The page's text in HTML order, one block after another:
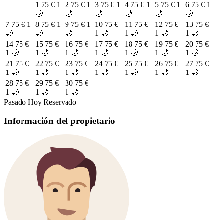
1 75 € 1
🌙
2 75 € 1
🌙
3 75 € 1
🌙
4 75 € 1
🌙
5 75 € 1
🌙
6 75 € 1
🌙
7 75 € 1
🌙
8 75 € 1
🌙
9 75 € 1
🌙
10 75 €
1 🌙
11 75 €
1 🌙
12 75 €
1 🌙
13 75 €
1 🌙
14 75 €
1 🌙
15 75 €
1 🌙
16 75 €
1 🌙
17 75 €
1 🌙
18 75 €
1 🌙
19 75 €
1 🌙
20 75 €
1 🌙
21 75 €
1 🌙
22 75 €
1 🌙
23 75 €
1 🌙
24 75 €
1 🌙
25 75 €
1 🌙
26 75 €
1 🌙
27 75 €
1 🌙
28 75 €
1 🌙
29 75 €
1 🌙
30 75 €
1 🌙
Pasado Hoy Reservado
Información del propietario